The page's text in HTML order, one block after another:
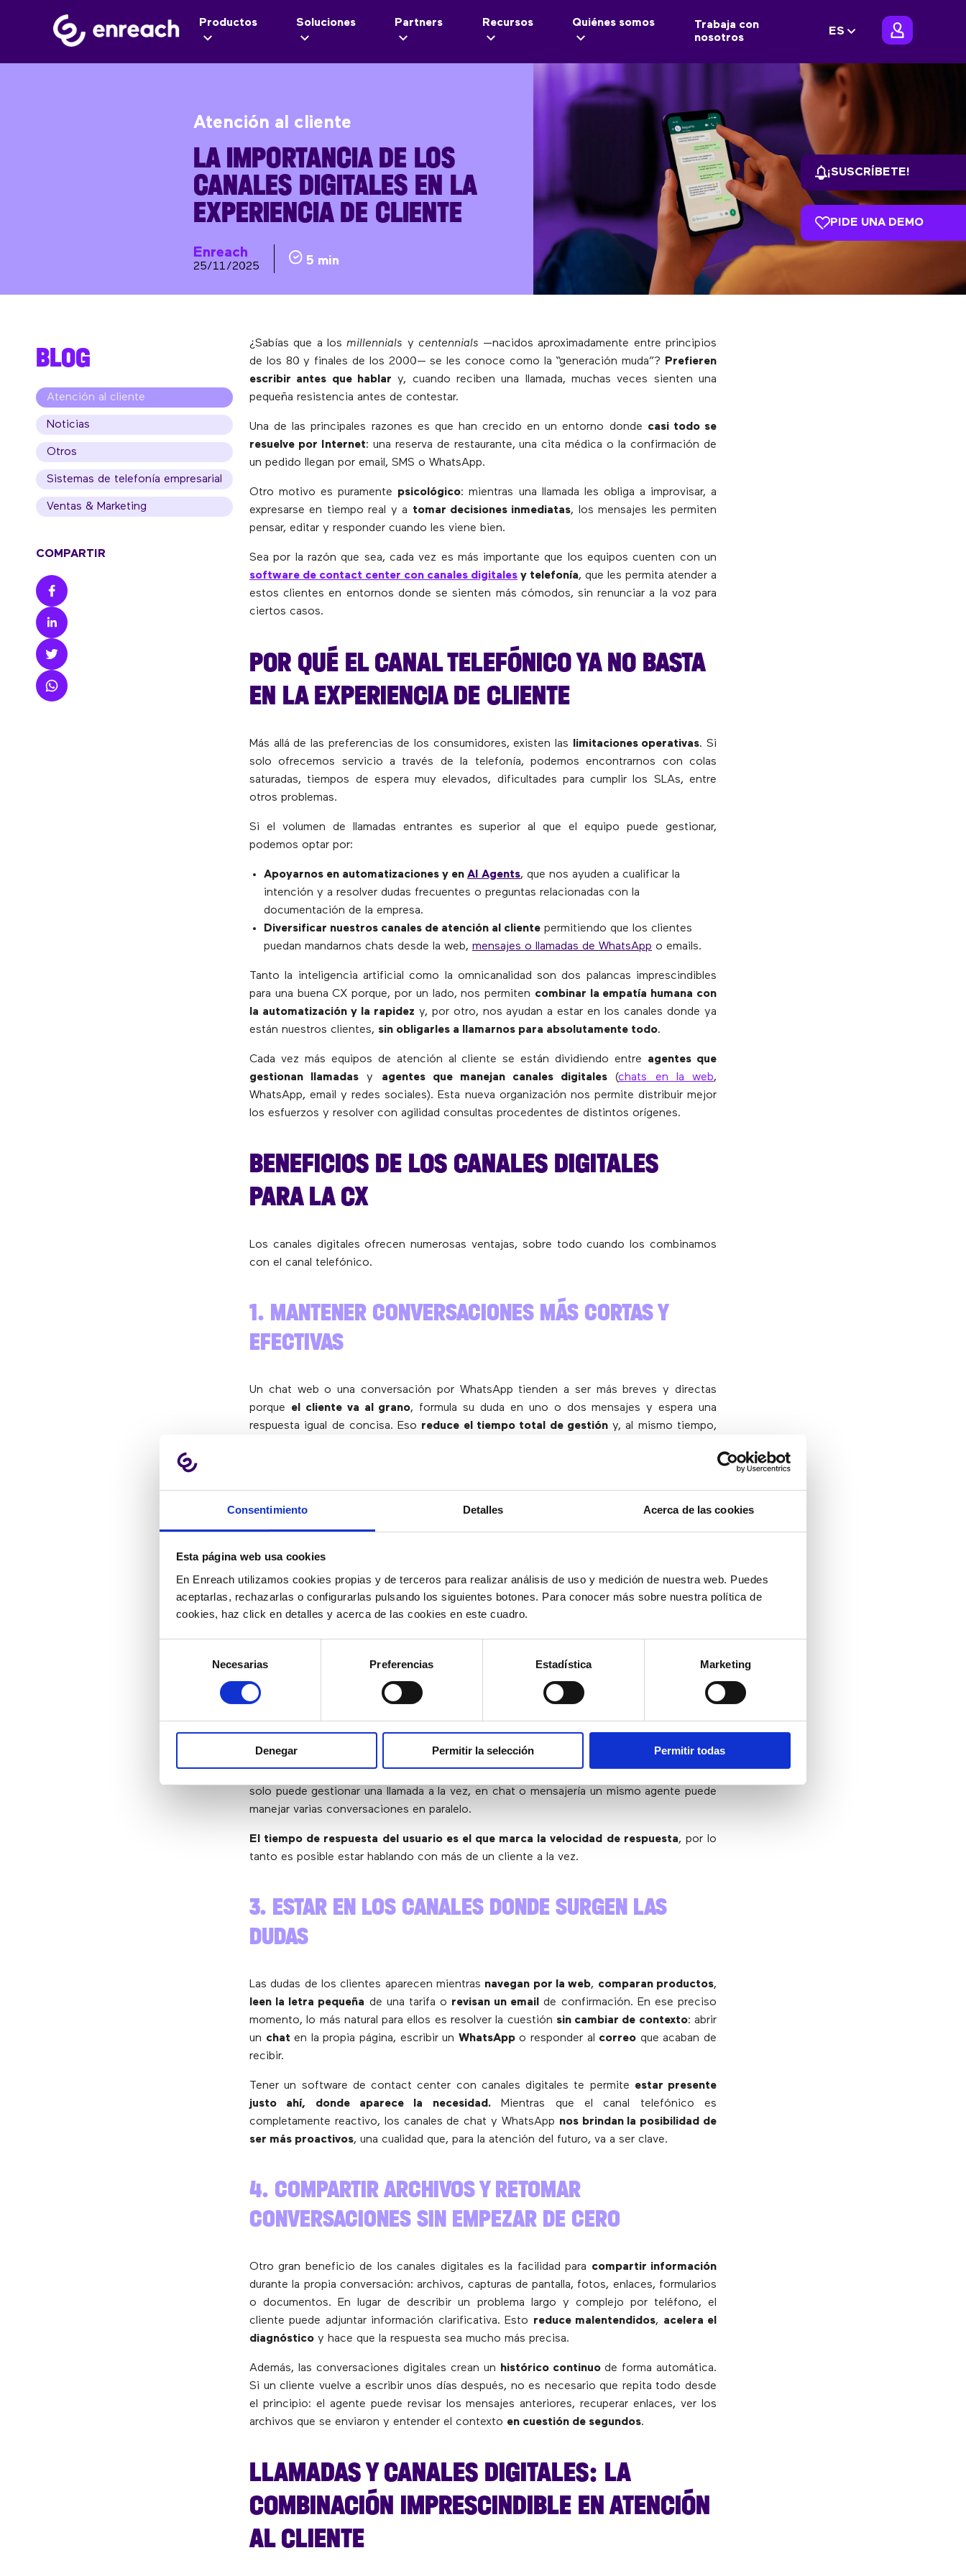
Consentimiento Detalles Acerca de las cookies
Esta página web usa cookies
En Enreach utilizamos cookies propias y de terceros para realizar análisis de uso y medición de nuestra web. Puedes
aceptarlas, rechazarlas o configurarlas pulsando los siguientes botones. Para conocer más sobre nuestra política de
cookies, haz click en detalles y acerca de las cookies en este cuadro.
consentimiento
Necesarias Preferencias Estadística Marketing
Denegar Permitir la selección Permitir todas
Productos Soluciones Partners Recursos Quiénes somos
Trabaja con
nosotros
ES
Atención al cliente
LA IMPORTANCIA DE LOS
CANALES DIGITALES EN LA
EXPERIENCIA DE CLIENTE
Enreach
25/11/2025 5 min
¿Sabías que a losmillennials y centennials —nacidos aproximadamente entre principios
de los 80 y finales de los 2000— se les conoce como la “generación muda”? Prefieren
escribir antes que hablar y, cuando reciben una llamada, muchas veces sienten una
pequeña resistencia antes de contestar.
Una de las principales razones es que han crecido en un entorno donde casi todo se
resuelve por Internet: una reserva de restaurante, una cita médica o la confirmación de
un pedido llegan por email, SMS o WhatsApp.
Otro motivo es puramente psicológico: mientras una llamada les obliga a improvisar, a
expresarse en tiempo real y a tomar decisiones inmediatas, los mensajes les permiten
pensar, editar y responder cuando les viene bien.
Sea por la razón que sea, cada vez es más importante que los equipos cuenten con un
software de contact center con canales digitales y telefonía, que les permita atender a
estos clientes en entornos donde se sienten más cómodos, sin renunciar a la voz para
ciertos casos.
POR QUÉ EL CANAL TELEFÓNICO YA NO BASTA
EN LA EXPERIENCIA DE CLIENTE
Más allá de las preferencias de los consumidores, existen las limitaciones operativas. Si
solo ofrecemos servicio a través de la telefonía, podemos encontrarnos con colas
saturadas, tiempos de espera muy elevados, dificultades para cumplir los SLAs, entre
otros problemas.
Si el volumen de llamadas entrantes es superior al que el equipo puede gestionar,
podemos optar por:
Apoyarnos en automatizaciones y en AI Agents, que nos ayuden a cualificar la
intención y a resolver dudas frecuentes o preguntas relacionadas con la
documentación de la empresa.
Diversificar nuestros canales de atención al cliente permitiendo que los clientes
puedan mandarnos chats desde la web, mensajes o llamadas de WhatsApp o emails.
Tanto la inteligencia artificial como la omnicanalidad son dos palancas imprescindibles
para una buena CX porque, por un lado, nos permiten combinar la empatía humana con
la automatización y la rapidez y, por otro, nos ayudan a estar en los canales donde ya
están nuestros clientes, sin obligarles a llamarnos para absolutamente todo.
Cada vez más equipos de atención al cliente se están dividiendo entre agentes que
gestionan llamadas y agentes que manejan canales digitales (chats en la web,
WhatsApp, email y redes sociales). Esta nueva organización nos permite distribuir mejor
los esfuerzos y resolver con agilidad consultas procedentes de distintos orígenes.
BENEFICIOS DE LOS CANALES DIGITALES
PARA LA CX
Los canales digitales ofrecen numerosas ventajas, sobre todo cuando los combinamos
con el canal telefónico.
1. MANTENER CONVERSACIONES MÁS CORTAS Y
EFECTIVAS
Un chat web o una conversación por WhatsApp tienden a ser más breves y directas
porque el cliente va al grano, formula su duda en uno o dos mensajes y espera una
respuesta igual de concisa. Eso reduce el tiempo total de gestióny, al mismo tiempo,
para resolver consultas habituales, responder en base a una plantilla predefinida y obtener
soporte de un Agent Copilot si les surge alguna duda. Además, al no tener que “rellenar
silencios” ni mantener una conversación continua como en la llamada,
Para los supervisores y gestores de servicio , las conversaciones digitales son igual de
medibles. En estos canales se pueden analizar tiempos de respuesta, duración media,
motivos de contacto o volumen por franja horaria. Con estos datos, se pueden ajustar
2. MANEJAR MÁS VOLUMEN DE CONVERSACIONES
CON MENOS ESPERAS
Uno de los grandes beneficios de los canales digitales es que permiten
atender a más
solo puede gestionar una llamada a la vez, en chat o mensajería un mismo agente puede
manejar varias conversaciones en paralelo.
El tiempo de respuesta del usuario es el que marca la velocidad de respuesta, por lo
tanto es posible estar hablando con más de un cliente a la vez.
3. ESTAR EN LOS CANALES DONDE SURGEN LAS
DUDAS
Las dudas de los clientes aparecen mientras navegan por la web, comparan productos,
leen la letra pequeña de una tarifa o revisan un email
de confirmación. En ese preciso
momento, lo más natural para ellos es resolver la cuestión sin cambiar de contexto: abrir
un chat en la propia página, escribir un WhatsAppo responder al correo que acaban de
recibir.
Tener un software de contact center con canales digitales te permite estar presente
justo ahí, donde aparece la necesidad.
Mientras que el canal telefónico es
completamente reactivo, los canales de chat y WhatsApp nos brindan la posibilidad de
ser más proactivos, una cualidad que, para la atención del futuro, va a ser clave.
4. COMPARTIR ARCHIVOS Y RETOMAR
CONVERSACIONES SIN EMPEZAR DE CERO
Otro gran beneficio de los canales digitales es la facilidad para compartir información
durante la propia conversación: archivos, capturas de pantalla, fotos, enlaces, formularios
o documentos. En lugar de describir un problema largo y complejo por teléfono, el
cliente puede adjuntar información clarificativa. Esto reduce malentendidos, acelera el
diagnóstico y hace que la respuesta sea mucho más precisa.
Además, las conversaciones digitales crean un histórico continuo de forma automática.
Si un cliente vuelve a escribir unos días después, no es necesario que repita todo desde
el principio: el agente puede revisar los mensajes anteriores, recuperar enlaces, ver los
archivos que se enviaron y entender el contexto en cuestión de segundos.
LLAMADAS Y CANALES DIGITALES: LA
COMBINACIÓN IMPRESCINDIBLE EN ATENCIÓN
AL CLIENTE
BLOG
Atención al cliente
Noticias
Otros
Sistemas de telefonía empresarial
Ventas & Marketing
COMPARTIR
¡SUSCRÍBETE!
PIDE UNA DEMO